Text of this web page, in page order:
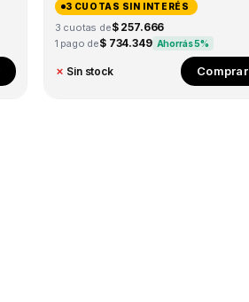
3 CUOTAS SIN INTERÉS
3 cuotas de$ 257.666
1 pago de$ 734.349 Ahorrás 5%
✗ Sin stock Comprar